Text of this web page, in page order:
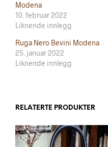
Modena
10. februar 2022
Liknende innlegg
Ruga Nero Bevini Modena
25. januar 2022
Liknende innlegg
RELATERTE PRODUKTER